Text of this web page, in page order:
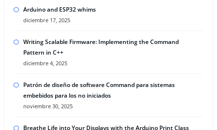
Arduino and ESP32 whims
diciembre 17, 2025
Writing Scalable Firmware: Implementing the Command
Pattern in C++
diciembre 4, 2025
Patrón de diseño de software Command para sistemas
embebidos para los no iniciados
noviembre 30, 2025
Breathe Life into Your Displays with the Arduino Print Class